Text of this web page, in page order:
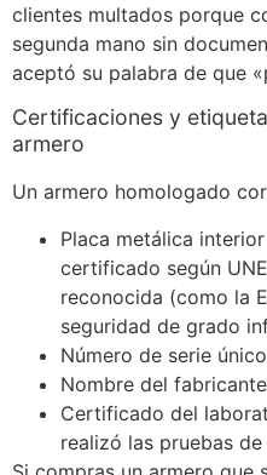
clientes multados porque
segunda mano sin
aceptó su palabra de que
Certificaciones y
armero
Un armero homologado
Placa metálica
certificado según
reconocida (como la
seguridad de grado
Número de serie
Nombre del
Certificado del
realizó las pruebas